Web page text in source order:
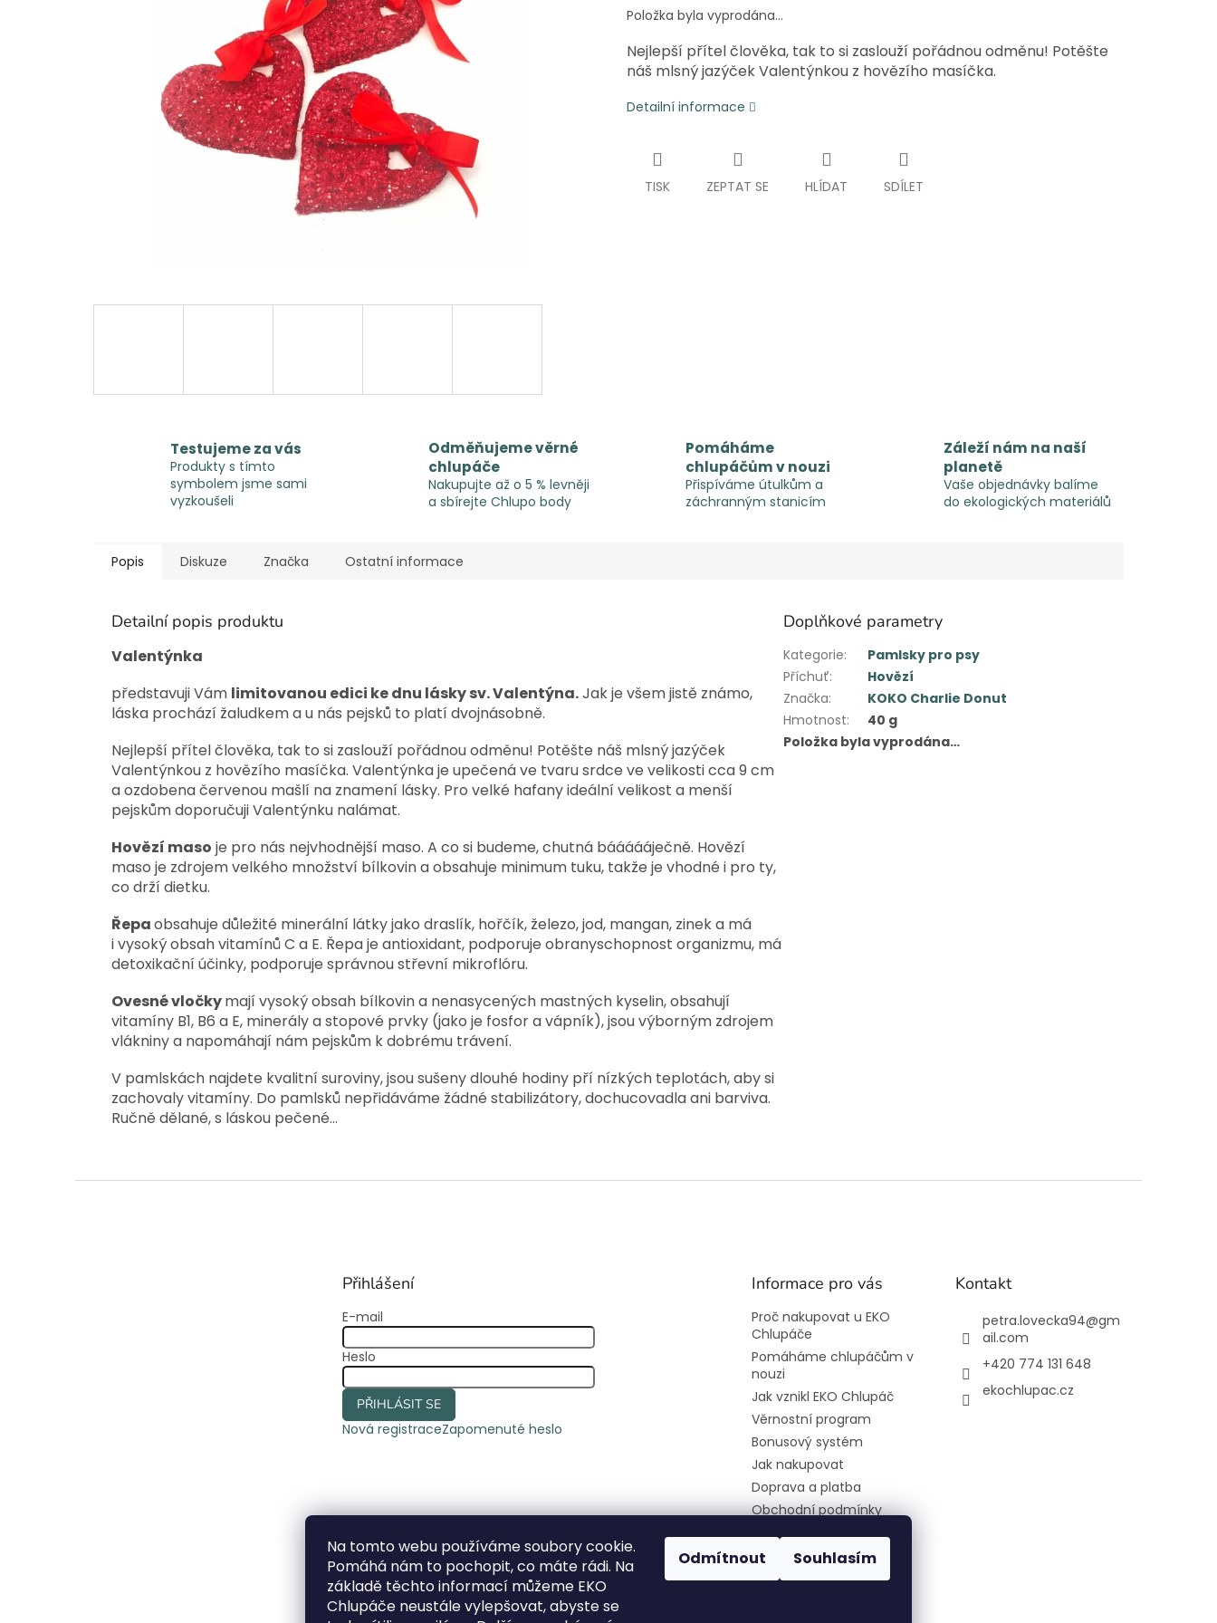
Na tomto webu používáme soubory cookie.
Pomáhá nám to pochopit, co máte rádi. Na
základě těchto informací můžeme EKO
Chlupáče neustále vylepšovat, abyste se
Odmítnout Souhlasím
Položka byla vyprodána…
Nejlepší přítel člověka, tak to si zaslouží pořádnou odměnu! Potěšte
náš mlsný jazýček Valentýnkou z hovězího masíčka.
Detailní informace
TISK ZEPTAT SE HLÍDAT SDÍLET
Testujeme za vás
Produkty s tímto
symbolem jsme sami
vyzkoušeli
Odměňujeme věrné
chlupáče
Nakupujte až o 5 % levněji
a sbírejte Chlupo body
Pomáháme
chlupáčům v nouzi
Přispíváme útulkům a
záchranným stanicím
Záleží nám na naší
planetě
Vaše objednávky balíme
do ekologických materiálů
Popis Diskuze Značka Ostatní informace
Detailní popis produktu
Valentýnka
představuji Vám limitovanou edici ke dnu lásky sv. Valentýna.Jak je všem jistě známo,
láska prochází žaludkem a u nás pejsků to platí dvojnásobně.
Nejlepší přítel člověka, tak to si zaslouží pořádnou odměnu! Potěšte náš mlsný jazýček
Valentýnkou z hovězího masíčka. Valentýnka je upečená ve tvaru srdce ve velikosti cca 9 cm
a ozdobena červenou mašlí na znamení lásky. Pro velké hafany ideální velikost a menší
pejskům doporučuji Valentýnku nalámat.
Hovězí maso je pro nás nejvhodnější maso. A co si budeme, chutná báááááječně. Hovězí
maso je zdrojem velkého množství bílkovin a obsahuje minimum tuku, takže je vhodné i pro ty,
co drží dietku.
Řepaobsahuje důležité minerální látky jako draslík, hořčík, železo, jod, mangan, zinek a má
i vysoký obsah vitamínů C a E. Řepa je antioxidant, podporuje obranyschopnost organizmu, má
detoxikační účinky, podporuje správnou střevní mikroflóru.
Ovesné vločkymají vysoký obsah bílkovin a nenasycených mastných kyselin, obsahují
vitamíny B1, B6 a E, minerály a stopové prvky (jako je fosfor a vápník), jsou výborným zdrojem
vlákniny a napomáhají nám pejskům k dobrému trávení.
V pamlskách najdete kvalitní suroviny, jsou sušeny dlouhé hodiny pří nízkých teplotách, aby si
zachovaly vitamíny. Do pamlsků nepřidáváme žádné stabilizátory, dochucovadla ani barviva.
Ručně dělané, s láskou pečené…
Doplňkové parametry
Kategorie:
Pamlsky pro psy
Příchuť:
Hovězí
Značka:
KOKO Charlie Donut
Hmotnost:
40 g
Položka byla vyprodána…
Přihlášení
E-mail
Heslo
PŘIHLÁSIT SE
Nová registraceZapomenuté heslo
Informace pro vás
Proč nakupovat u EKO
Chlupáče
Pomáháme chlupáčům v
nouzi
Jak vznikl EKO Chlupáč
Věrnostní program
Bonusový systém
Jak nakupovat
Doprava a platba
Obchodní podmínky
Podmínky ochrany
osobních údajů
Kontakt
petra.lovecka94@gm
ail.com
+420 774 131 648
ekochlupac.cz